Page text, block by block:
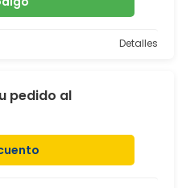
Detalles
pedido al